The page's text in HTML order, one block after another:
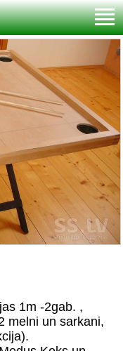
1m -2gab. ,
melni un sarkani,